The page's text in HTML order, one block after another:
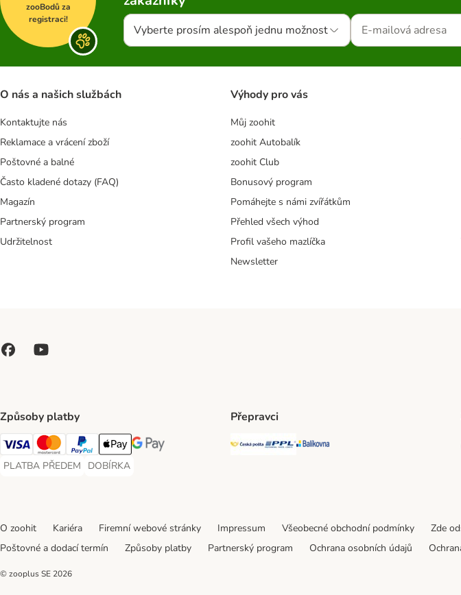
zooBodů za
registraci!
Vyberte prosím alespoň jednu možnost
O nás a našich službách
Kontaktujte nás
Reklamace a vrácení zboží
Poštovné a balné
Často kladené dotazy (FAQ)
Magazín
Partnerský program
Udržitelnost
Výhody pro vás
Můj zoohit
zoohit Autobalík
zoohit Club
Bonusový program
Pomáhejte s námi zvířátkům
Přehled všech výhod
Profil vašeho mazlíčka
Newsletter
Způsoby platby
Visa Payment Method
Mastercard Payment Method
PayPal Payment Method
Apple pay Payment Method
GooglePay Payment Method
PLATBA PŘEDEM
PLATBA PŘEDEM Payment Method
DOBÍRKA
DOBÍRKA Payment Method
Přepravci
Česká pošta Shipping Method
PPL Shipping Method
Balíkovna Shipping Method
O zoohit Kariéra Firemní webové stránky Impressum Všeobecné obchodní podmínky Zde
Poštovné a dodací termín
Způsoby platby Partnerský program Ochrana osobních údajů
© zooplus SE 2026